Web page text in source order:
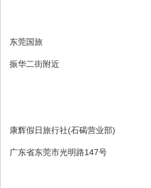
东莞国旅
振华二街附近
康辉假日旅行社(石碣营业部)
广东省东莞市光明路147号